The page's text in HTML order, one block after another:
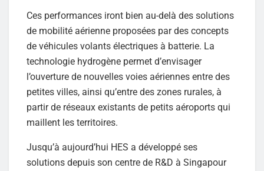
Ces performances iront bien au-delà des solutions
de mobilité aérienne proposées par des concepts
de véhicules volants électriques à batterie. La
technologie hydrogène permet d’envisager
l’ouverture de nouvelles voies aériennes entre des
petites villes, ainsi qu’entre des zones rurales, à
partir de réseaux existants de petits aéroports qui
maillent les territoires.
Jusqu’à aujourd’hui HES a développé ses
solutions depuis son centre de R&D à Singapour